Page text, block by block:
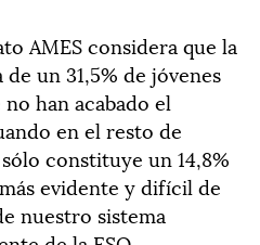
AMES considera que la
un 31,5% de jóvenes
han acabado el
en el resto de
constituye un 14,8%
evidente y difícil de
nuestro sistema